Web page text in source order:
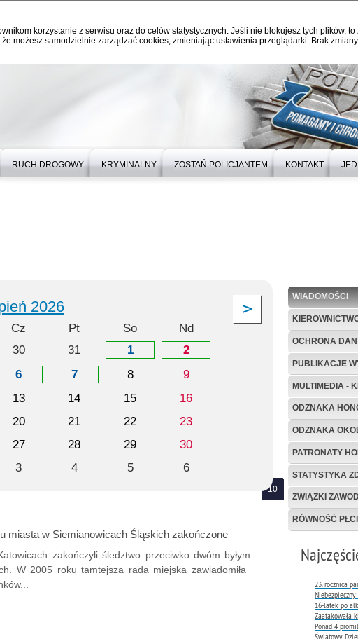
korzystanie z serwisu oraz do celów statystycznych. Jeśli nie blokujesz tych plików,
możesz samodzielnie zarządzać cookies, zmieniając ustawienia przeglądarki. Brak
RUCH DROGOWY KRYMINALNY ZOSTAŃ POLICJANTEM KONTAKT
WIADOMOŚCI
OCHRONA
PUBLIKACJE
MULTIMEDIA -
ODZNAKA
ODZNAKA
PATRONATY
STATYSTYKA
ZWIĄZKI
RÓWNOŚĆ
23. rocznica
16-latek po
Zaatakowała
2026
Cz Pt So
Nd
30 31 1
2
6 7 8
9
13 14 15
16
20 21 22
23
27 28 29
30
3 4 5 6
miasta w Siemianowicach Śląskich zakończone
zakończyli śledztwo przeciwko dwóm byłym
W 2005 roku tamtejsza rada miejska zawiadomiła